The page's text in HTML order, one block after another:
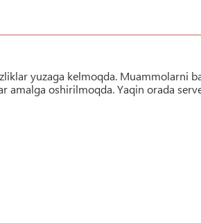
yuzaga kelmoqda. Muammolarni
oshirilmoqda. Yaqin orada